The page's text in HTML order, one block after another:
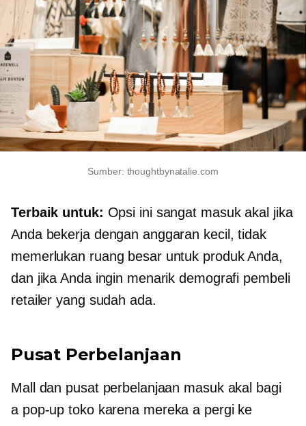
Sumber: thoughtbynatalie.com
Terbaik untuk: Opsi ini sangat masuk akal jika
Anda bekerja dengan anggaran kecil, tidak
memerlukan ruang besar untuk produk Anda,
dan jika Anda ingin menarik demografi pembeli
retailer yang sudah ada.
Pusat Perbelanjaan
Mall dan pusat perbelanjaan masuk akal bagi
a pop-up toko karena mereka a pergi ke